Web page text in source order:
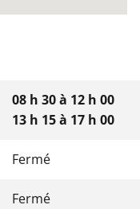
08 h 30à 12 h 00
13 h 15à 17 h 00
Fermé
Fermé